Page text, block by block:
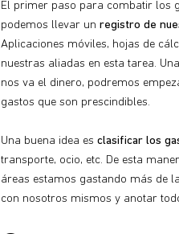
El primer paso para combatir los
podemos llevar un registro de
Aplicaciones móviles, hojas de
nuestras aliadas en esta tarea.
nos va el dinero, podremos
gastos que son prescindibles.
Una buena idea es clasificar los
transporte, ocio, etc. De esta
áreas estamos gastando más de
con nosotros mismos y anotar